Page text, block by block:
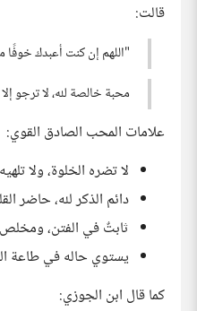
قالت:
"اللهم إن كنت أعبدك
محبة خالصة لله، لا ترجو
علامات المحب الصادق القوي:
لا تضره الخلوة، ولا
دائم الذكر لله، حاضر
ثابتٌ في الفتن،
يستوي حاله في طاعة
كما قال ابن الجوزي: